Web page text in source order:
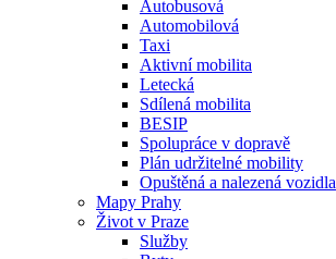
Autobusová
Automobilová
Taxi
Aktivní mobilita
Letecká
Sdílená mobilita
BESIP
Spolupráce v dopravě
Plán udržitelné mobility
Opuštěná a nalezená vozidla
Mapy Prahy
Život v Praze
Služby